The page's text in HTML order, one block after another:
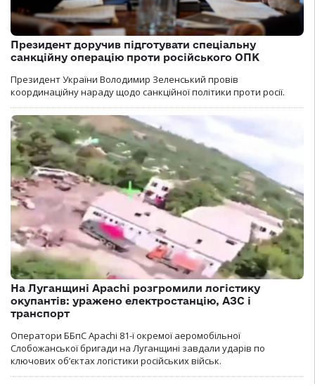
Президент доручив підготувати спеціальну
санкційну операцію проти російського ОПК
Президент України Володимир Зеленський провів
координаційну нараду щодо санкційної політики проти росії.
На Луганщині Apachi розгромили логістику
окупантів: уражено електростанцію, АЗС і
транспорт
Оператори ББпС Apachi 81-ї окремої аеромобільної
Слобожанської бригади на Луганщині завдали ударів по
ключових об’єктах логістики російських військ.